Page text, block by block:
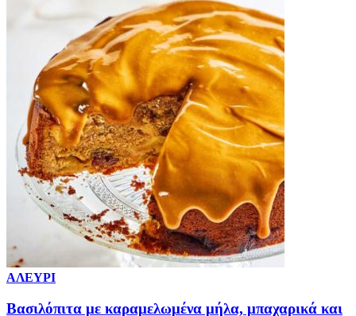
ΑΛΕΥΡΙ
Βασιλόπιτα με καραμελωμένα μήλα, μπαχαρικά και